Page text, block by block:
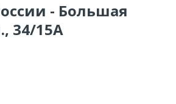
- Большая
34/15А